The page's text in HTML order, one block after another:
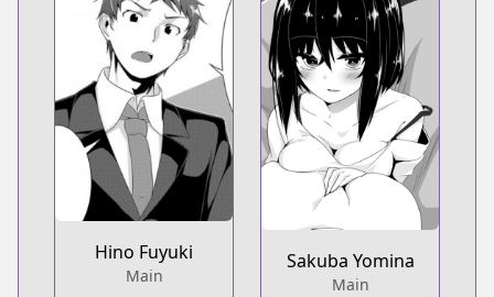
Hino Fuyuki
Main
Sakuba Yomina
Main